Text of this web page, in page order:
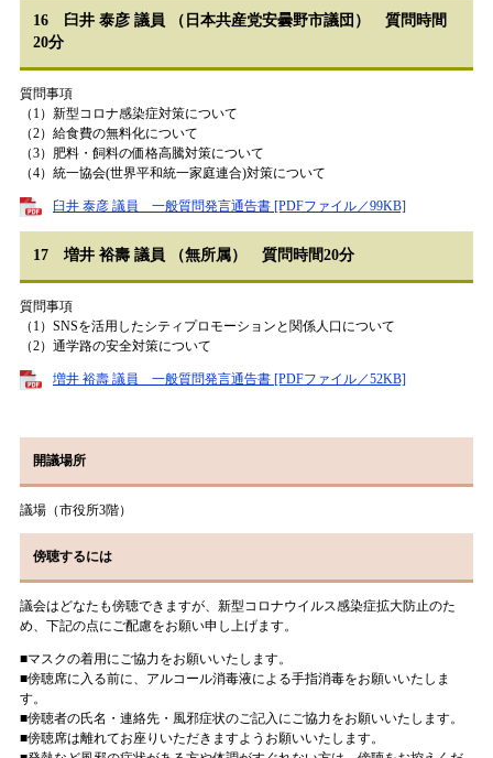
16 臼井 泰彦 議員 （日本共産党安曇野市議団） 質問時間
20分
質問事項
（1）新型コロナ感染症対策について
（2）給食費の無料化について
（3）肥料・飼料の価格高騰対策について
（4）統一協会(世界平和統一家庭連合)対策について
臼井 泰彦 議員 一般質問発言通告書 [PDFファイル／99KB]
17 増井 裕壽 議員 （無所属） 質問時間20分
質問事項
（1）SNSを活用したシティプロモーションと関係人口について
（2）通学路の安全対策について
増井 裕壽 議員 一般質問発言通告書 [PDFファイル／52KB]
開議場所
議場（市役所3階）
傍聴するには
議会はどなたも傍聴できますが、新型コロナウイルス感染症拡大防止のた
め、下記の点にご配慮をお願い申し上げます。
■マスクの着用にご協力をお願いいたします。
■傍聴席に入る前に、アルコール消毒液による手指消毒をお願いいたしま
す。
■傍聴者の氏名・連絡先・風邪症状のご記入にご協力をお願いいたします。
■傍聴席は離れてお座りいただきますようお願いいたします。